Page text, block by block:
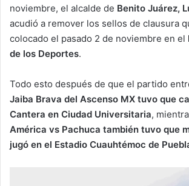
noviembre, el alcalde de Benito Juárez,
acudió a remover los sellos de clausura
colocado el pasado 2 de noviembre en el
de los Deportes.
Todo esto después de que el partido
Jaiba Brava del Ascenso MX tuvo que
Cantera en Ciudad Universitaria,
América vs Pachuca también tuvo que
jugó en el Estadio Cuauhtémoc de